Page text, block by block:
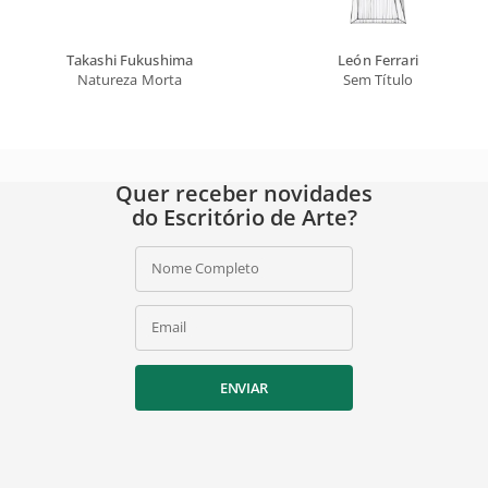
Takashi Fukushima
Natureza Morta
León Ferrari
Sem Título
Quer receber novidades
do Escritório de Arte?
Nome Completo
Email
ENVIAR